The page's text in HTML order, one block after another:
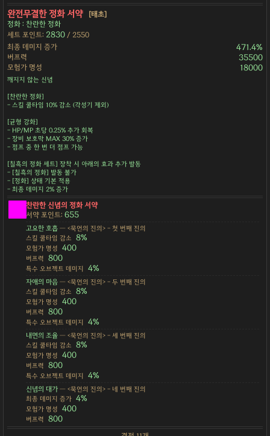
완전무결한 정화 서약
[태초]
정화 : 찬란한 정화
세트 포인트: 2830 / 2550
최종 데미지 증가
471.4%
버프력 35500
모험가 명성 18000
깨지지 않는 신념
[찬란한 정화]
- 스킬 쿨타임 10% 감소 (각성기 제외)
[균형 강화]
- HP/MP 초당 0.25% 추가 회복
- 장비 보호막 MAX 30% 증가
- 점프 중 한 번 더 점프 가능
[칠흑의 정화 세트] 장착 시 아래의 효과 추가 발동
- [칠흑의 정화] 발동 불가
- [정화] 상태 기본 적용
- 최종 데미지 2% 증가
찬란한 신념의 정화 서약
서약 포인트:655
고요한 호흡— <묵언의 진의> - 첫 번째 진의
스킬 쿨타임 감소
8%
모험가 명성 400
버프력 800
특수 오브젝트 데미지 4%
자애의 마음— <묵언의 진의> - 두 번째 진의
스킬 쿨타임 감소
8%
모험가 명성 400
버프력 800
특수 오브젝트 데미지 4%
내면의 조율— <묵언의 진의> - 세 번째 진의
스킬 쿨타임 감소
8%
모험가 명성 400
버프력 800
특수 오브젝트 데미지 4%
신념의 대가— <묵언의 진의> - 네 번째 진의
최종 데미지 증가 4%
모험가 명성 400
버프력 800